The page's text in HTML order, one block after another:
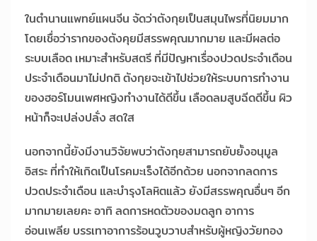
ในตำนานแพทย์แผนจีน จัดว่าตังกุยเป็นสมุนไพรที่นิยมมาก
โดยเชื่อว่ารากของตังคุยมีสรรพคุณมากมาย และมีผลต่อ
ระบบเลือด เหมาะสำหรับสตรี ที่มีปัญหาเรื่องปวดประจำเดือน
ประจำเดือนมาไม่ปกติ ตังกุยจะเข้าไปช่วยให้ระบบการทำงาน
ของฮอร์โมนเพศหญิงทำงานได้ดีขึ้น เลือดลมสูบฉีดดีขึ้น ผิว
หน้าก็จะเปล่งปลั่ง สดใส
นอกจากนี้ยังมีงานวิจัยพบว่าตังกุยสามารถยับยั้งอนุมูล
อิสระ ที่ทำให้เกิดเป็นโรคมะเร็งได้อีกด้วย นอกจากลดการ
ปวดประจำเดือน และบำรุงโลหิตแล้ว ยังมีสรรพคุณอื่นๆ อีก
มากมายเลยคะ อาทิ ลดการหดตัวของมดลูก อาการ
อ่อนเพลีย บรรเทาอาการร้อนวูบวาบสำหรับผู้หญิงวัยทอง